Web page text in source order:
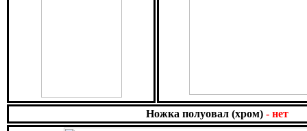
Ножка полуовал (хром) - нет